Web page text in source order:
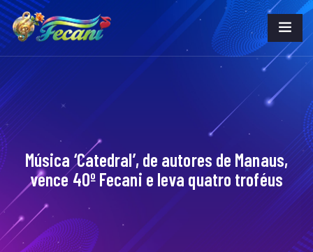
Música ‘Catedral’, de autores de Manaus,
vence 40º Fecani e leva quatro troféus